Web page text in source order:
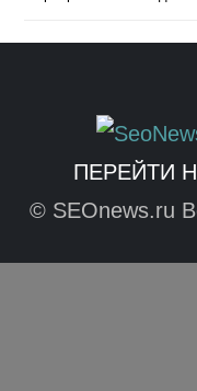
ПЕРЕЙТИ
© SEOnews.ru